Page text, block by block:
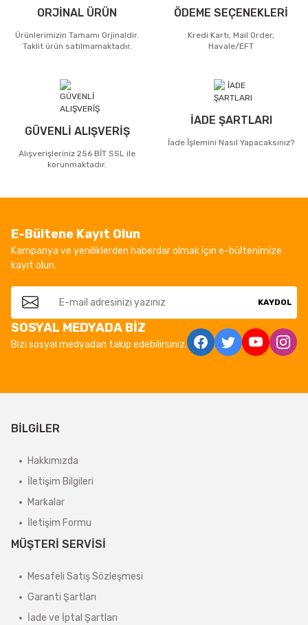
ORJİNAL ÜRÜN
Ürünlerimizin Tamamı Orjinaldir.
Taklit ürün satılmamaktadır.
ÖDEME SEÇENEKLERİ
Kredi Kartı, Mail Order,
Havale/EFT
GÜVENLİ ALIŞVERİŞ
Alışverişleriniz 256 BİT SSL ile
korunmaktadır.
İADE ŞARTLARI
İade İşlemini Nasıl Yapacaksınız?
E-Bültene Kayıt Olun
Kampanya ve yeniliklerden haberdar olmak için e-bültenimize
kayıt olun.
KAYDOL
SOSYAL MEDYADA BİZ
Bizi sosyal medyadan takip edebilirsiniz.
BİLGİLER
Hakkımızda
İletişim Bilgileri
Markalar
İletişim Formu
MÜŞTERİ SERVİSİ
Mesafeli Satış Sözleşmesi
Garanti Şartları
İade ve İptal Şartları